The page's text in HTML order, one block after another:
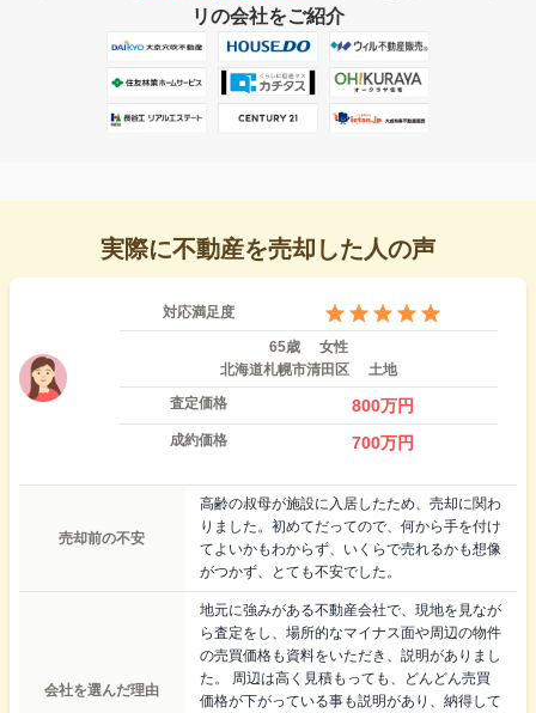
リの会社をご紹介
実際に不動産を売却した人の声
対応満足度
65歳
女性
北海道札幌市清田区
土地
査定価格
800万円
成約価格 700万円
売却前の不安
高齢の叔母が施設に入居したため、売却に関わ
りました。初めてだってので、何から手を付け
てよいかもわからず、いくらで売れるかも想像
がつかず、とても不安でした。
会社を選んだ理由
地元に強みがある不動産会社で、現地を見なが
ら査定をし、場所的なマイナス面や周辺の物件
の売買価格も資料をいただき、説明がありまし
た。 周辺は高く見積もっても、どんどん売買
価格が下がっている事も説明があり、納得して